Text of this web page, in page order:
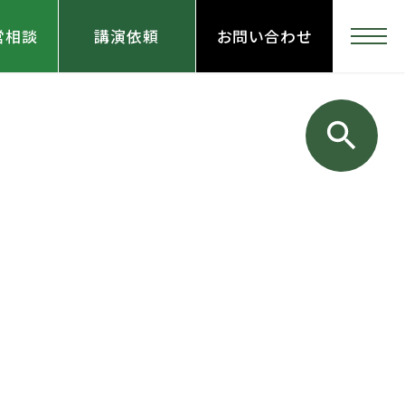
相談 講演依頼 お問い合わせ